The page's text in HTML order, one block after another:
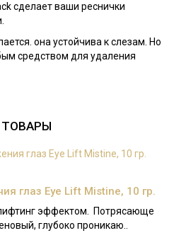
сделает ваши реснички
она устойчива к слезам. Но
средством для удаления
глаз Eye Lift Mistine, 10 гр.
эффектом. Потрясающе
глубоко проникаю..